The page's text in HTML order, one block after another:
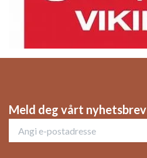
Meld deg vårt nyhetsbrev